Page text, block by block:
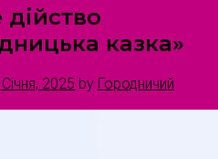
дійство
казка»
2025 by Городничий